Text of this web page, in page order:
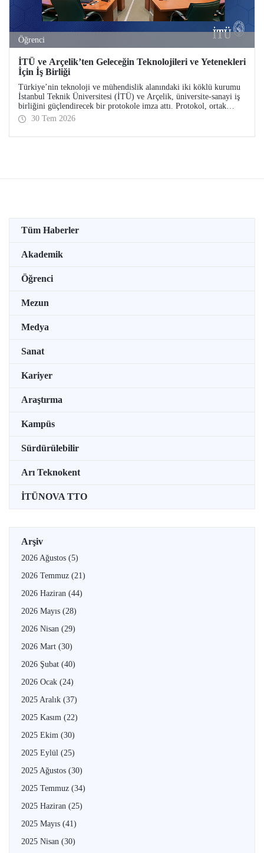
Öğrenci
İTÜ ve Arçelik’ten Geleceğin Teknolojileri ve Yetenekleri
İçin İş Birliği
Türkiye’nin teknoloji ve mühendislik alanındaki iki köklü kurumu
İstanbul Teknik Üniversitesi (İTÜ) ve Arçelik, üniversite-sanayi iş
birliğini güçlendirecek bir protokole imza attı. Protokol, ortak
bilimsel araştırmalar ve yenilikçi teknolojilerin transferinin yanı
sıra öğrencilere staj, gelişim programları, bitirme projeleri ve
mentörlük olanakları sunulmasını kapsıyor.
30 Tem 2026
Tüm Haberler
Akademik
Öğrenci
Mezun
Medya
Sanat
Kariyer
Araştırma
Kampüs
Sürdürülebilir
Arı Teknokent
İTÜNOVA TTO
Arşiv
2026 Ağustos (5)
2026 Temmuz (21)
2026 Haziran (44)
2026 Mayıs (28)
2026 Nisan (29)
2026 Mart (30)
2026 Şubat (40)
2026 Ocak (24)
2025 Aralık (37)
2025 Kasım (22)
2025 Ekim (30)
2025 Eylül (25)
2025 Ağustos (30)
2025 Temmuz (34)
2025 Haziran (25)
2025 Mayıs (41)
2025 Nisan (30)